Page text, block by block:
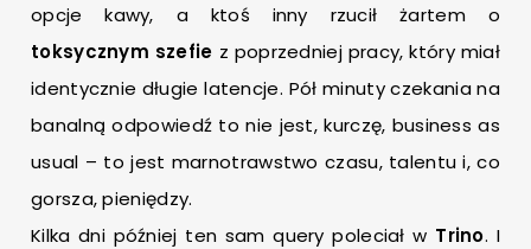
opcje kawy, a ktoś inny rzucił żartem o
toksycznym szefie z poprzedniej pracy, który miał
identycznie długie latencje. Pół minuty czekania na
banalną odpowiedź to nie jest, kurczę, business as
usual – to jest marnotrawstwo czasu, talentu i, co
gorsza, pieniędzy.
Kilka dni później ten sam query poleciał w Trino. I